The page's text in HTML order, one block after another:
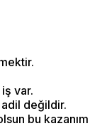
var.
değildir.
bu kazanım